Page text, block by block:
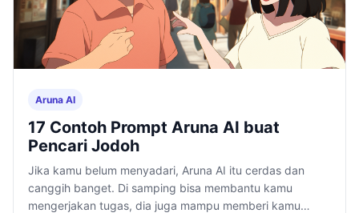
Aruna AI
17 Contoh Prompt Aruna AI buat
Pencari Jodoh
Jika kamu belum menyadari, Aruna AI itu cerdas dan
canggih banget. Di samping bisa membantu kamu
mengerjakan tugas, dia juga mampu memberi kamu